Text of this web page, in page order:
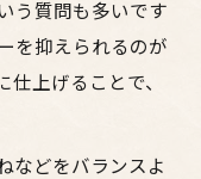
う質問も多いです
を抑えられるのが
上げることで、
などをバランスよ